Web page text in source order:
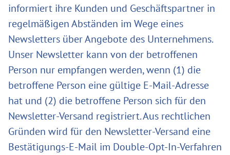
informiert ihre Kunden und Geschäftspartner in
regelmäßigen Abständen im Wege eines
Newsletters über Angebote des Unternehmens.
Unser Newsletter kann von der betroffenen
Person nur empfangen werden, wenn (1) die
betroffene Person eine gültige E-Mail-Adresse
hat und (2) die betroffene Person sich für den
Newsletter-Versand registriert. Aus rechtlichen
Gründen wird für den Newsletter-Versand eine
Bestätigungs-E-Mail im Double-Opt-In-Verfahren